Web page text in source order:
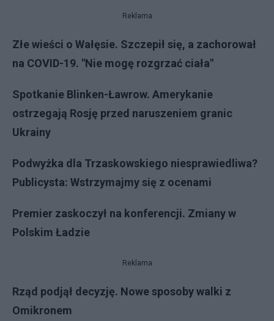
Reklama
Złe wieści o Wałęsie. Szczepił się, a zachorował
na COVID-19. "Nie mogę rozgrzać ciała"
Spotkanie Blinken-Ławrow. Amerykanie
ostrzegają Rosję przed naruszeniem granic
Ukrainy
Podwyżka dla Trzaskowskiego niesprawiedliwa?
Publicysta: Wstrzymajmy się z ocenami
Premier zaskoczył na konferencji. Zmiany w
Polskim Ładzie
Reklama
Rząd podjął decyzję. Nowe sposoby walki z
Omikronem